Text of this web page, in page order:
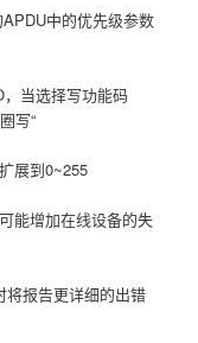
中的优先级参数
当选择写功能码
写“
展到0~255
能增加在线设备的失
将报告更详细的出错